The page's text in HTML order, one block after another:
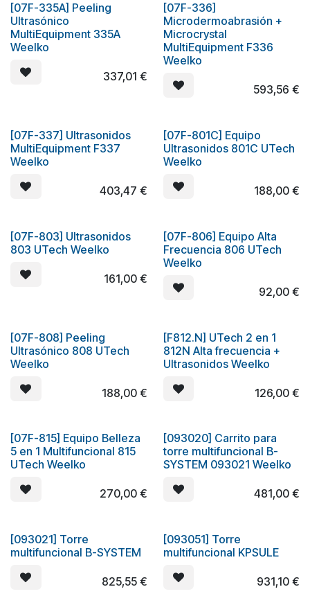
[07F-335A] Peeling
Ultrasónico
MultiEquipment 335A
Weelko
337,01 €
[07F-336]
Microdermoabrasión +
Microcrystal
MultiEquipment F336
Weelko
593,56 €
[07F-337] Ultrasonidos
MultiEquipment F337
Weelko
403,47 €
Oferta
[07F-801C] Equipo
Ultrasonidos 801C UTech
Weelko
188,00 €
Oferta
[07F-803] Ultrasonidos
803 UTech Weelko
161,00€
[07F-806] Equipo Alta
Frecuencia 806 UTech
Weelko
92,00 €
[07F-808] Peeling
Ultrasónico 808 UTech
Weelko
188,00€
¡Nuevo!
[F812.N] UTech 2 en 1
812N Alta frecuencia +
Ultrasonidos Weelko
126,00 €
Oferta
[07F-815] Equipo Belleza
5 en 1 Multifuncional 815
UTech Weelko
270,00€
[093020] Carrito para
torre multifuncional B-
SYSTEM 093021 Weelko
481,00 €
[093021] Torre
multifuncional B-SYSTEM
825,55€
[093051] Torre
multifuncional KPSULE
931,10 €